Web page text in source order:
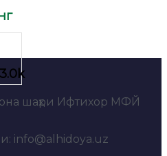
шаҳри Ифтихор МФЙ
info@alhidoya.uz